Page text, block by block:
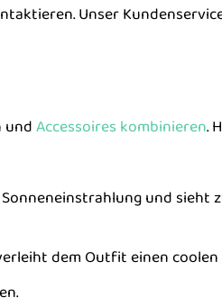
Unser
undAccessoires kombinieren.
und sieht
dem Outfit einen coolen